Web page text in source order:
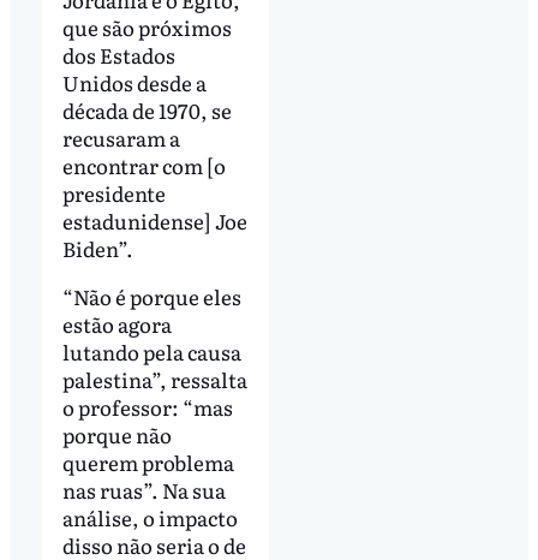
que são próximos
dos Estados
Unidos desde a
década de 1970, se
recusaram a
encontrar com [o
presidente
estadunidense] Joe
Biden”.
“Não é porque eles
estão agora
lutando pela causa
palestina”, ressalta
o professor: “mas
porque não
querem problema
nas ruas”. Na sua
análise, o impacto
disso não seria o de